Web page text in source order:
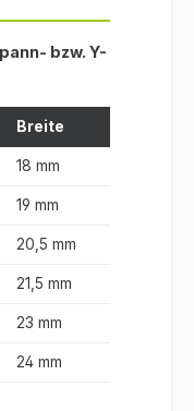
bzw. Y-
Breite
18 mm
19 mm
20,5 mm
21,5 mm
23 mm
24 mm